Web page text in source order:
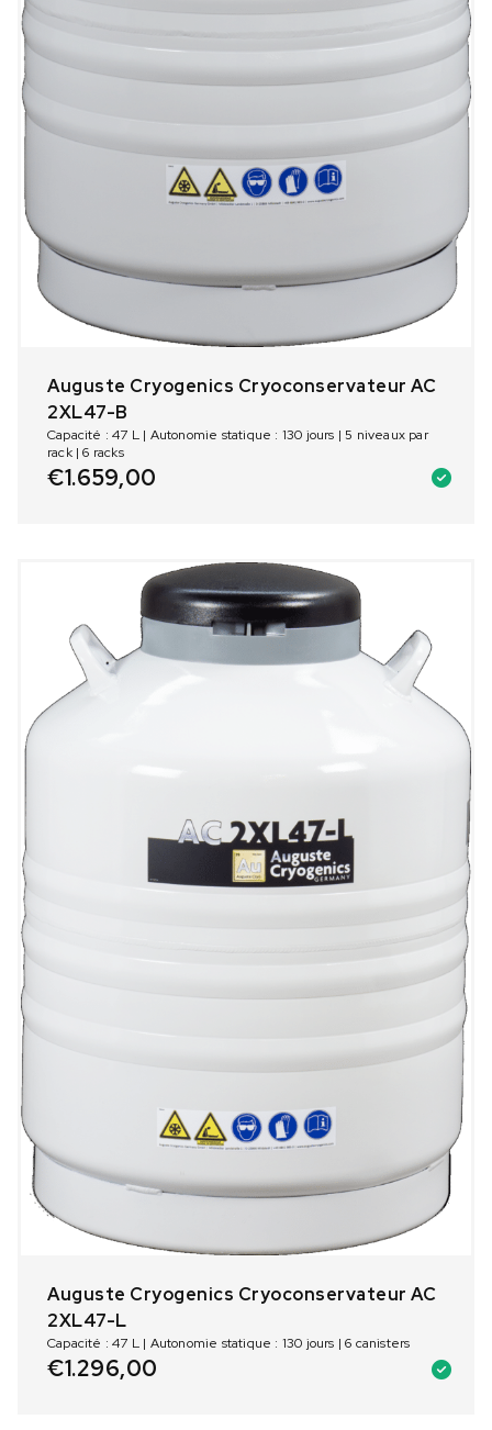
Auguste Cryogenics Cryoconservateur AC
2XL47-B
Capacité : 47 L | Autonomie statique : 130 jours | 5 niveaux par
rack | 6 racks
€1.659,00
Auguste Cryogenics Cryoconservateur AC
2XL47-L
Capacité : 47 L | Autonomie statique : 130 jours | 6 canisters
€1.296,00